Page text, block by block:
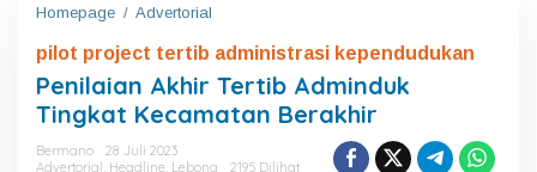
Homepage / Advertorial
n
a
a
pilot project tertib administrasi kependudukan
Penilaian Akhir Tertib Adminduk
Tingkat Kecamatan Berakhir
Bermano
28 Juli 2023
Advertorial Headline Lebong 2195 Dilihat